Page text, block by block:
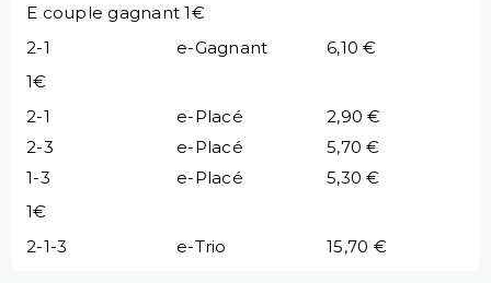
E couple gagnant 1€
2-1
e-Gagnant
6,10 €
1€
2-1
e-Placé
2,90 €
2-3
e-Placé
5,70 €
1-3
e-Placé
5,30 €
1€
2-1-3
e-Trio 15,70 €